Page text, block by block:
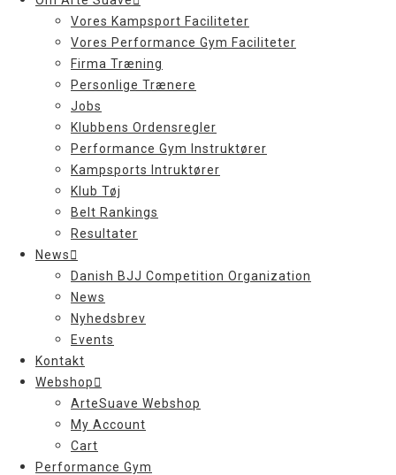
Vores Kampsport Faciliteter
Vores Performance Gym Faciliteter
Firma Træning
Personlige Trænere
Jobs
Klubbens Ordensregler
Performance Gym Instruktører
Kampsports Intruktører
Klub Tøj
Belt Rankings
Resultater
News
Danish BJJ Competition Organization
News
Nyhedsbrev
Events
Kontakt
Webshop
ArteSuave Webshop
My Account
Cart
Performance Gym